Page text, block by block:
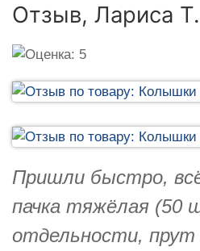
Отзыв, Лариса Т.
Пришли быстро,
пачка тяжёлая (50
отдельности, прут